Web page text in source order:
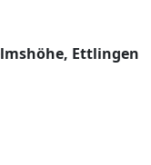
Ettlingen